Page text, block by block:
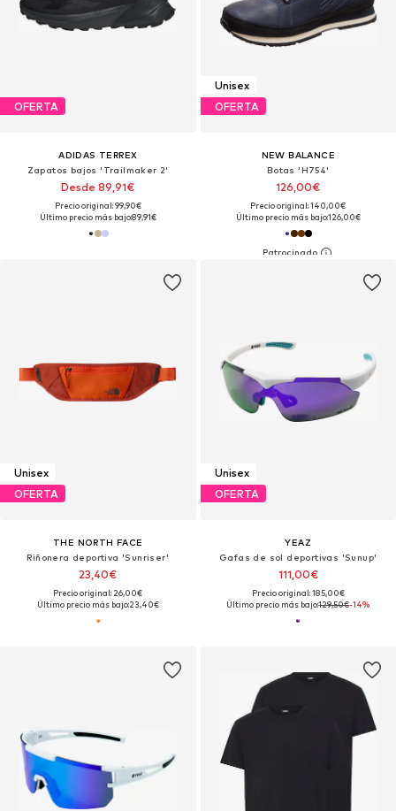
OFERTA
ADIDAS TERREX
Zapatos bajos 'Trailmaker 2'
Desde 89,91€
Precio original: 99,90€
Último precio más bajo:89,91€
Unisex
OFERTA
NEW BALANCE
Botas 'H754'
126,00€
Precio original: 140,00€
Último precio más bajo:126,00€
Unisex
OFERTA
THE NORTH FACE
Riñonera deportiva 'Sunriser'
23,40€
Precio original: 26,00€
Último precio más bajo:23,40€
Unisex
OFERTA
YEAZ
Gafas de sol deportivas 'Sunup'
111,00€
Precio original: 185,00€
Último precio más bajo:129,50€-14%